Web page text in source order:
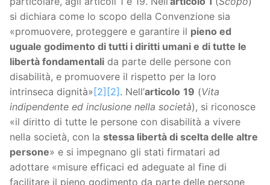
si dichiara come lo scopo della Convenzione sia
«promuovere, proteggere e garantire il pieno ed
uguale godimento di tutti i diritti umani e di tutte le
libertà fondamentali da parte delle persone con
disabilità, e promuovere il rispetto per la loro
intrinseca dignità» [2] [2] . Nell’articolo 19 (Vita
indipendente ed inclusione nella società), si riconosce
«il diritto di tutte le persone con disabilità a vivere
nella società, con la stessa libertà di scelta delle altre
persone» e si impegnano gli stati firmatari ad
adottare «misure efficaci ed adeguate al fine di
facilitare il pieno godimento da parte delle persone